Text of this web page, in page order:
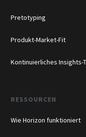
Pretotyping
Produkt-Market-Fit
Kontinuierliches Insights-
RESSOURCEN
Wie Horizon funktioniert